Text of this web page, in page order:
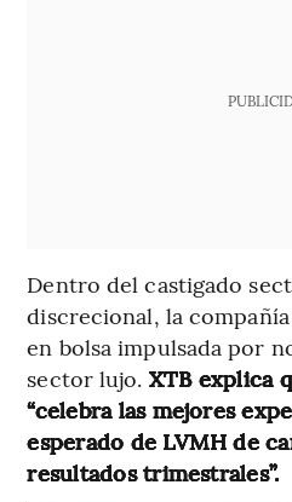
Dentro del castigado
discrecional, la
en bolsa impulsada por
sector lujo. XTB explica
“celebra las mejores
esperado de LVMH de
resultados trimestrales”.